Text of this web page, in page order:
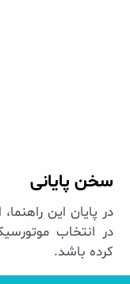
سخن پایانی
در پایان این
در انتخاب
کرده باشد.